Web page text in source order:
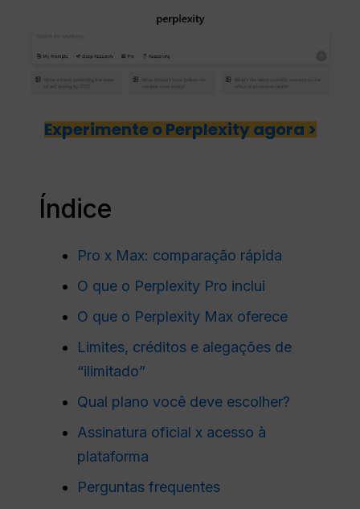
Experimente o Perplexity agora >
Índice
Pro x Max: comparação rápida
O que o Perplexity Pro inclui
O que o Perplexity Max oferece
Limites, créditos e alegações de
“ilimitado”
Qual plano você deve escolher?
Assinatura oficial x acesso à
plataforma
Perguntas frequentes